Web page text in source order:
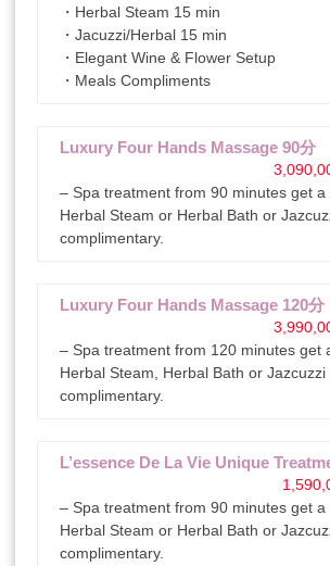
・Herbal Steam 15 min
・Jacuzzi/Herbal 15 min
・Elegant Wine & Flower Setup
・Meals Compliments
Luxury Four Hands Massage 90分
– Spa treatment from 90 minutes get a
Herbal Steam or Herbal Bath or
complimentary.
Luxury Four Hands Massage 120分
– Spa treatment from 120 minutes get
Herbal Steam, Herbal Bath or
complimentary.
L’essence De La Vie Unique
– Spa treatment from 90 minutes get a
Herbal Steam or Herbal Bath or
complimentary.